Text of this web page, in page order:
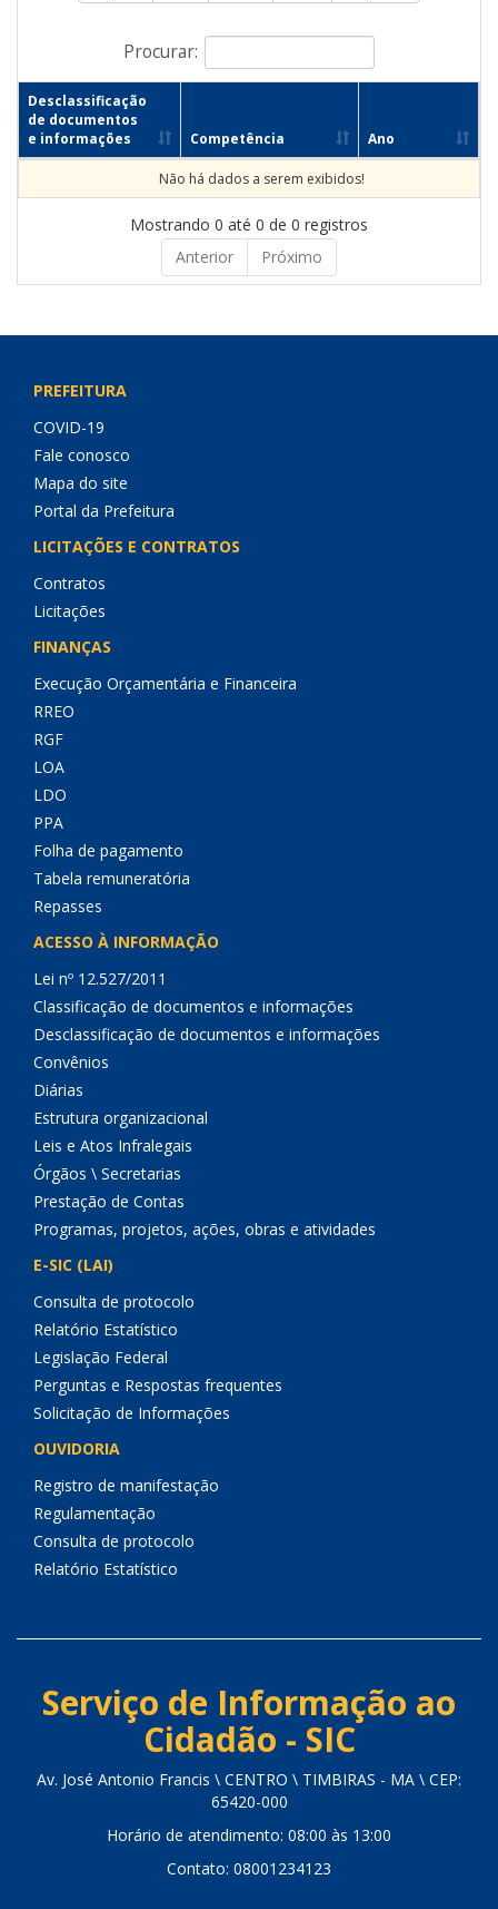
Procurar:
Desclassificação
de documentos
e informações
Competência Ano
Não há dados a serem exibidos!
Mostrando 0 até 0 de 0 registros
Anterior
Próximo
PREFEITURA
COVID-19
Fale conosco
Mapa do site
Portal da Prefeitura
LICITAÇÕES E CONTRATOS
Contratos
Licitações
FINANÇAS
Execução Orçamentária e Financeira
RREO
RGF
LOA
LDO
PPA
Folha de pagamento
Tabela remuneratória
Repasses
ACESSO À INFORMAÇÃO
Lei nº 12.527/2011
Classificação de documentos e informações
Desclassificação de documentos e informações
Convênios
Diárias
Estrutura organizacional
Leis e Atos Infralegais
Órgãos \ Secretarias
Prestação de Contas
Programas, projetos, ações, obras e atividades
E-SIC (LAI)
Consulta de protocolo
Relatório Estatístico
Legislação Federal
Perguntas e Respostas frequentes
Solicitação de Informações
OUVIDORIA
Registro de manifestação
Regulamentação
Consulta de protocolo
Relatório Estatístico
Serviço de Informação ao
Cidadão - SIC
Av. José Antonio Francis \ CENTRO \ TIMBIRAS - MA \ CEP:
65420-000
Horário de atendimento: 08:00 às 13:00
Contato: 08001234123